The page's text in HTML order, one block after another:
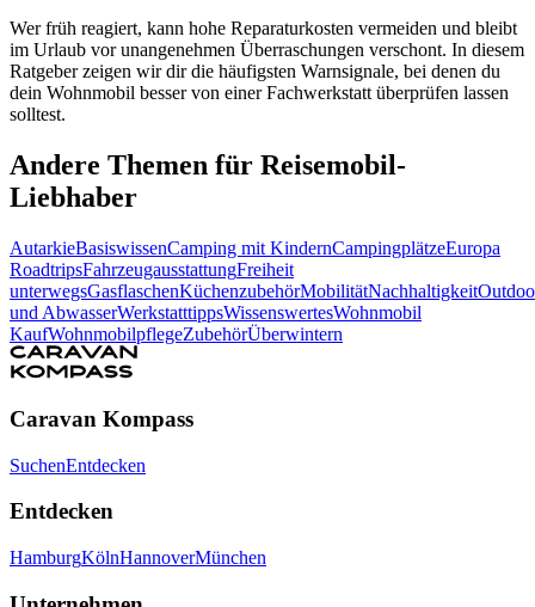
Wer früh reagiert, kann hohe Reparaturkosten vermeiden und bleibt
im Urlaub vor unangenehmen Überraschungen verschont. In diesem
Ratgeber zeigen wir dir die häufigsten Warnsignale, bei denen du
dein Wohnmobil besser von einer Fachwerkstatt überprüfen lassen
solltest.
Andere Themen für Reisemobil-
Liebhaber
AutarkieBasiswissenCamping mit KindernCampingplätzeEuropa
RoadtripsFahrzeugausstattungFreiheit
unterwegsGasflaschenKüchenzubehörMobilitätNachhaltigkeit
und AbwasserWerkstatttippsWissenswertesWohnmobil
KaufWohnmobilpflegeZubehörÜberwintern
Caravan Kompass
SuchenEntdecken
Entdecken
HamburgKölnHannoverMünchen